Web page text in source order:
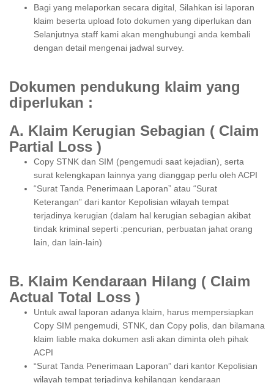
Bagi yang melaporkan secara digital, Silahkan isi laporan
klaim beserta upload foto dokumen yang diperlukan dan
Selanjutnya staff kami akan menghubungi anda kembali
dengan detail mengenai jadwal survey.
Dokumen pendukung klaim yang
diperlukan :
A. Klaim Kerugian Sebagian ( Claim
Partial Loss )
Copy STNK dan SIM (pengemudi saat kejadian), serta
surat kelengkapan lainnya yang dianggap perlu oleh ACPI
“Surat Tanda Penerimaan Laporan” atau “Surat
Keterangan” dari kantor Kepolisian wilayah tempat
terjadinya kerugian (dalam hal kerugian sebagian akibat
tindak kriminal seperti :pencurian, perbuatan jahat orang
lain, dan lain-lain)
B. Klaim Kendaraan Hilang ( Claim
Actual Total Loss )
Untuk awal laporan adanya klaim, harus mempersiapkan
Copy SIM pengemudi, STNK, dan Copy polis, dan bilamana
klaim liable maka dokumen asli akan diminta oleh pihak
ACPI
“Surat Tanda Penerimaan Laporan” dari kantor Kepolisian
wilayah tempat terjadinya kehilangan kendaraan